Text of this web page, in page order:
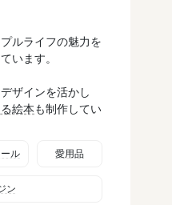
ルライフの魅力を
います。
ザインを活かし
絵本も制作してい
ル 愛用品
ン